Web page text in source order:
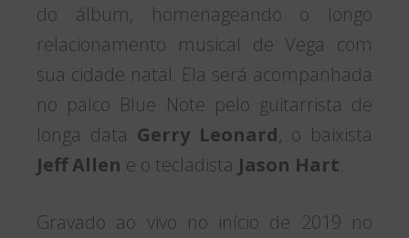
do álbum, homenageando o longo
relacionamento musical de Vega com
sua cidade natal. Ela será acompanhada
no palco Blue Note pelo guitarrista de
longa data Gerry Leonard, o baixista
Jeff Allen e o tecladista Jason Hart.
Gravado ao vivo no início de 2019 no